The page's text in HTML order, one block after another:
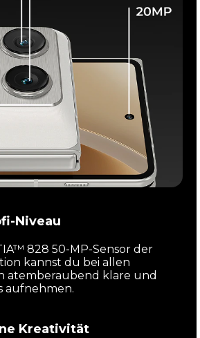
Niveau
828 50-MP-Sensor der
kannst du bei allen
atemberaubend klare und
aufnehmen.
Kreativität